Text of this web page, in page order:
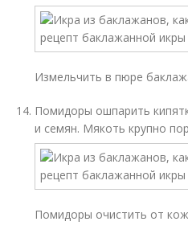
Измельчить в пюре
Помидоры ошпарить
и семян. Мякоть крупно
Помидоры очистить от